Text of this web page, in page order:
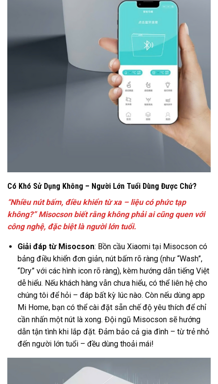
Có Khó Sử Dụng Không – Người Lớn Tuổi Dùng Được Chứ?
“Nhiều nút bấm, điều khiển từ xa – liệu có phức tạp
không?” Misocson biết rằng không phải ai cũng quen với
công nghệ, đặc biệt là người lớn tuổi.
Giải đáp từ Misocson: Bồn cầu Xiaomi tại Misocson có
bảng điều khiển đơn giản, nút bấm rõ ràng (như “Wash”,
“Dry” với các hình icon rõ ràng), kèm hướng dẫn tiếng Việt
dễ hiểu. Nếu khách hàng vẫn chưa hiểu, có thể liên hệ cho
chúng tôi để hỏi – đáp bất kỳ lúc nào. Còn nếu dùng app
Mi Home, bạn có thể cài đặt sẵn chế độ yêu thích để chỉ
cần nhấn một nút là xong. Đội ngũ Misocson sẽ hướng
dẫn tận tình khi lắp đặt. Đảm bảo cả gia đình – từ trẻ nhỏ
đến người lớn tuổi – đều dùng thoải mái!